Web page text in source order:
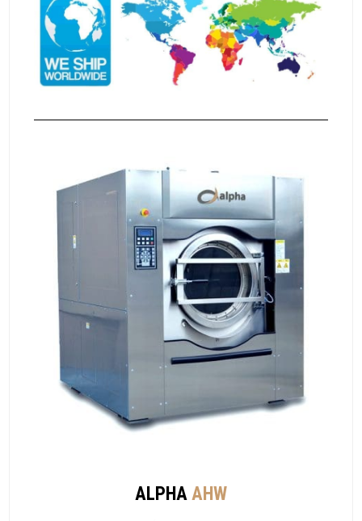
ALPHAAHW